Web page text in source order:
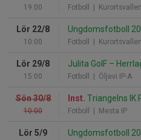
19:00 Fotboll | Kurortsvallen
Lör 22/8
10:00
Ungdomsfotboll
Fotboll | Kurortsvallen
Lör 29/8
15:00
Julita GoIF –
Fotboll | Öljevi IP-A
Sön 30/8
10:00
Inst. Triangelns IK
Fotboll | Mesta IP
Lör 5/9 Ungdomsfotboll